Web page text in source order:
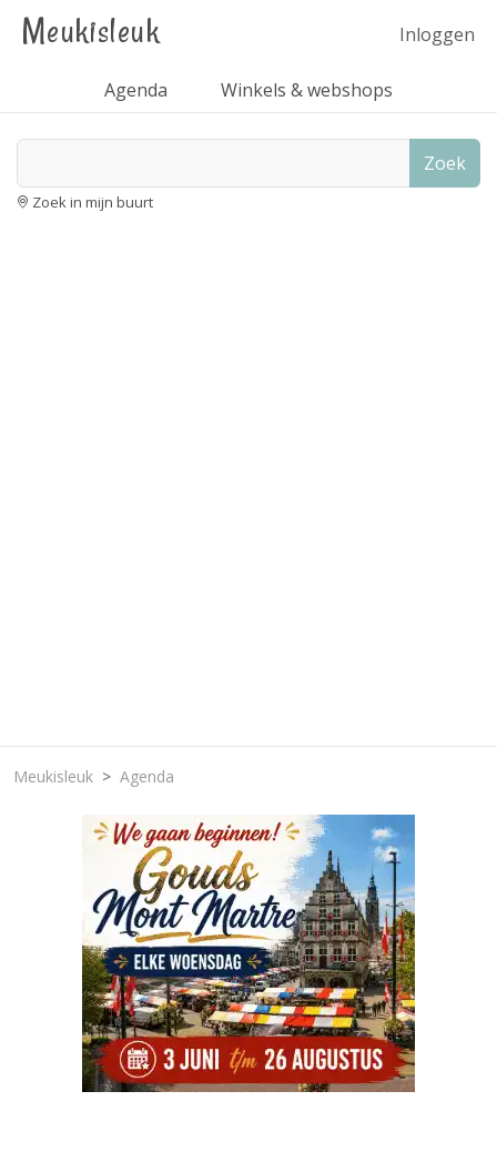
Meukisleuk Inloggen
Agenda Winkels & webshops
Zoek
Zoek in mijn buurt
Meukisleuk Agenda